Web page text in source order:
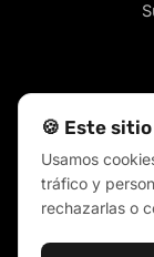
🍪 Este
Usamos
tráfico y
rechazarlas o